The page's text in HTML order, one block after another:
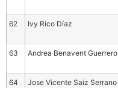
62 Ivy Rico Díaz
63 Andrea Benavent Guerrero
64 Jose Vicente Saiz Serrano